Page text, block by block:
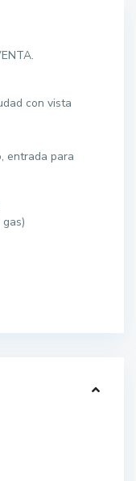
con vista
entrada para